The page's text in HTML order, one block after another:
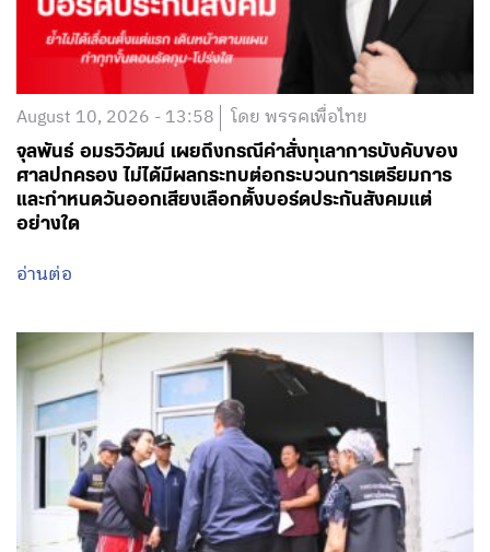
August 10, 2026 - 13:58 โดย พรรคเพื่อไทย
จุลพันธ์ อมรวิวัฒน์ เผยถึงกรณีคำสั่งทุเลาการบังคับของ
ศาลปกครอง ไม่ได้มีผลกระทบต่อกระบวนการเตรียมการ
และกำหนดวันออกเสียงเลือกตั้งบอร์ดประกันสังคมแต่
อย่างใด
อ่านต่อ